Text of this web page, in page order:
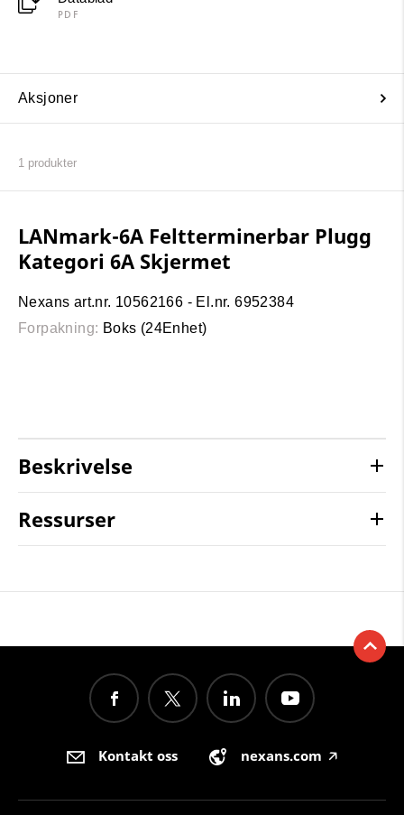
PDF
Aksjoner
1 produkter
LANmark-6A Feltterminerbar Plugg
Kategori 6A Skjermet
Nexans art.nr. 10562166 - El.nr. 6952384
Forpakning: Boks (24Enhet)
Beskrivelse
Ressurser
Kontakt oss nexans.com 🡥